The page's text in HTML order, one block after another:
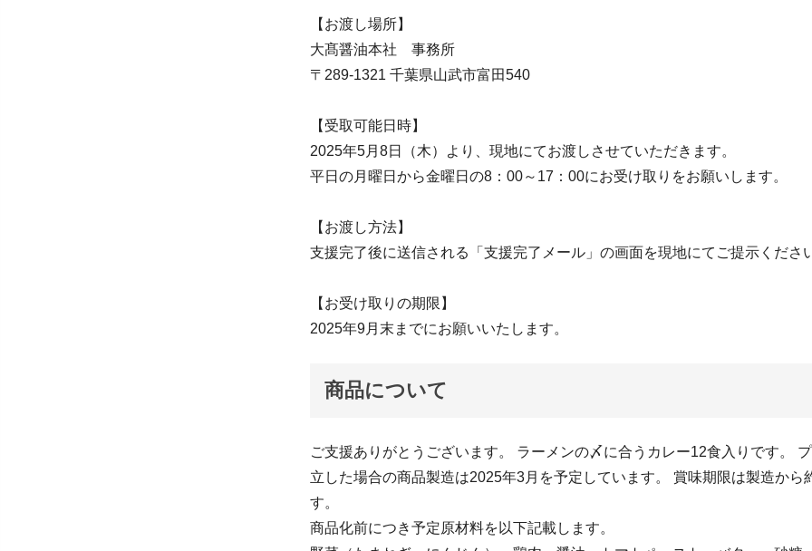
【お渡し場所】
大髙醤油本社 事務所
〒289-1321 千葉県山武市富田540
【受取可能日時】
2025年5月8日（木）より、現地にてお渡しさせていただきます。
平日の月曜日から金曜日の8：00～17：00にお受け取りをお願いします。
【お渡し方法】
支援完了後に送信される「支援完了メール」の画面を現地にてご提示くだ
【お受け取りの期限】
2025年9月末までにお願いいたします。
商品について
ご支援ありがとうございます。 ラーメンの〆に合うカレー12食入りです。
立した場合の商品製造は2025年3月を予定しています。 賞味期限は製造から
す。
商品化前につき予定原材料を以下記載します。